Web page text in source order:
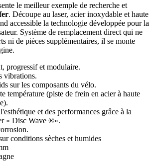
le meilleur exemple de recherche et
. Découpe au laser, acier inoxydable et haute
accessible la technologie développée pour la
Système de remplacement direct qui ne
ni de pièces supplémentaires, il se monte
progressif et modulaire.
vibrations.
sur les composants du vélo.
température (piste de frein en acier à haute
et des performances grâce à la
« Disc Wave ®».
conditions sèches et humides